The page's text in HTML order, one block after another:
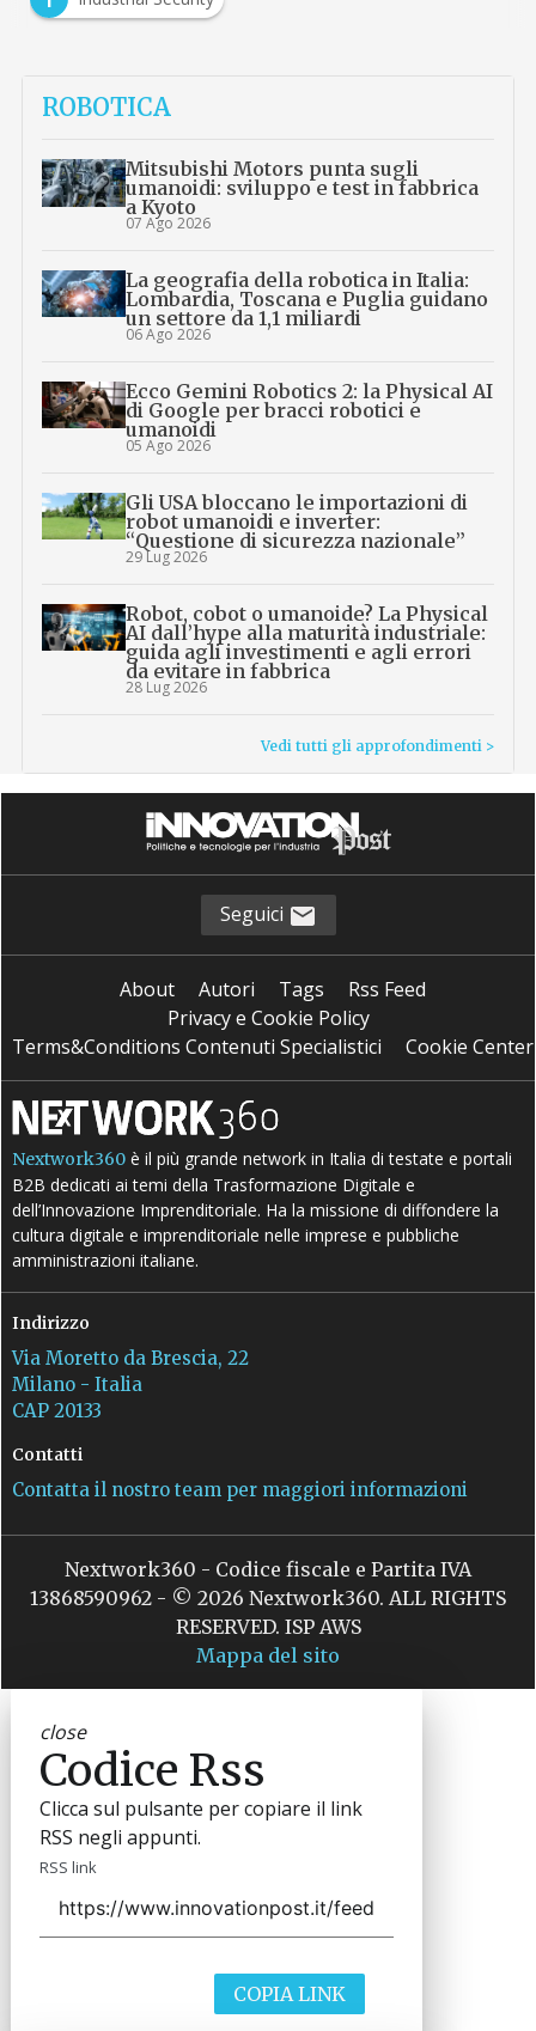
ROBOTICA
Mitsubishi Motors punta sugli
umanoidi: sviluppo e test in fabbrica
a Kyoto
07 Ago 2026
La geografia della robotica in Italia:
Lombardia, Toscana e Puglia guidano
un settore da 1,1 miliardi
06 Ago 2026
Ecco Gemini Robotics 2: la Physical AI
di Google per bracci robotici e
umanoidi
05 Ago 2026
Gli USA bloccano le importazioni di
robot umanoidi e inverter:
“Questione di sicurezza nazionale”
29 Lug 2026
Robot, cobot o umanoide? La Physical
AI dall’hype alla maturità industriale:
guida agli investimenti e agli errori
da evitare in fabbrica
28 Lug 2026
Vedi tutti gli approfondimenti >
Seguici
About Autori Tags
Rss Feed
Privacy e Cookie Policy
Terms&Conditions Contenuti Specialistici
Cookie Center
Nextwork360 è il più grande network in Italia di testate e portali
B2B dedicati ai temi della Trasformazione Digitale e
dell’Innovazione Imprenditoriale. Ha la missione di diffondere la
cultura digitale e imprenditoriale nelle imprese e pubbliche
amministrazioni italiane.
Indirizzo
Via Moretto da Brescia, 22
Milano - Italia
CAP 20133
Contatti
Contatta il nostro team per maggiori informazioni
Nextwork360 - Codice fiscale e Partita IVA
13868590962 - © 2026 Nextwork360. ALL RIGHTS
RESERVED. ISP AWS
Mappa del sito
close
Codice Rss
Clicca sul pulsante per copiare il link
RSS negli appunti.
RSS link
COPIA LINK